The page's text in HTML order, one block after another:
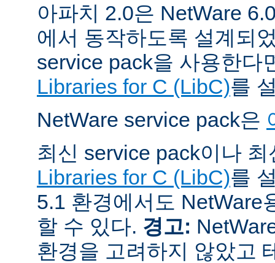
아파치 2.0은 NetWare
에서 동작하도록 설계되
service pack을 사용한다
Libraries for C (LibC)를
NetWare service pack은
최신 service pack이나
Libraries for C (LibC)를
5.1 환경에서도 NetWare
할 수 있다. 경고:
환경을 고려하지 않았고